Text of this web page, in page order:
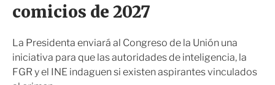
comicios de 2027
La Presidenta enviará al Congreso de la Unión una
iniciativa para que las autoridades de inteligencia, la
FGR y el INE indaguen si existen aspirantes vinculados